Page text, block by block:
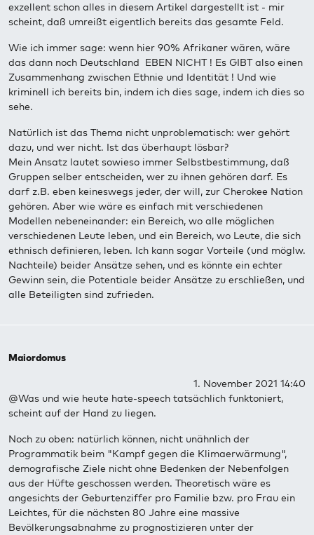
exzellent schon alles in diesem Artikel dargestellt ist - mir
scheint, daß umreißt eigentlich bereits das gesamte Feld.
Wie ich immer sage: wenn hier 90% Afrikaner wären, wäre
das dann noch Deutschland EBEN NICHT ! Es GIBT also einen
Zusammenhang zwischen Ethnie und Identität ! Und wie
kriminell ich bereits bin, indem ich dies sage, indem ich dies so
sehe.
Natürlich ist das Thema nicht unproblematisch: wer gehört
dazu, und wer nicht. Ist das überhaupt lösbar?
Mein Ansatz lautet sowieso immer Selbstbestimmung, daß
Gruppen selber entscheiden, wer zu ihnen gehören darf. Es
darf z.B. eben keineswegs jeder, der will, zur Cherokee Nation
gehören. Aber wie wäre es einfach mit verschiedenen
Modellen nebeneinander: ein Bereich, wo alle möglichen
verschiedenen Leute leben, und ein Bereich, wo Leute, die sich
ethnisch definieren, leben. Ich kann sogar Vorteile (und möglw.
Nachteile) beider Ansätze sehen, und es könnte ein echter
Gewinn sein, die Potentiale beider Ansätze zu erschließen, und
alle Beteiligten sind zufrieden.
Maiordomus
1. November 2021 14:40
@Was und wie heute hate-speech tatsächlich funktoniert,
scheint auf der Hand zu liegen.
Noch zu oben: natürlich können, nicht unähnlich der
Programmatik beim "Kampf gegen die Klimaerwärmung",
demografische Ziele nicht ohne Bedenken der Nebenfolgen
aus der Hüfte geschossen werden. Theoretisch wäre es
angesichts der Geburtenziffer pro Familie bzw. pro Frau ein
Leichtes, für die nächsten 80 Jahre eine massive
Bevölkerungsabnahme zu prognostizieren unter der